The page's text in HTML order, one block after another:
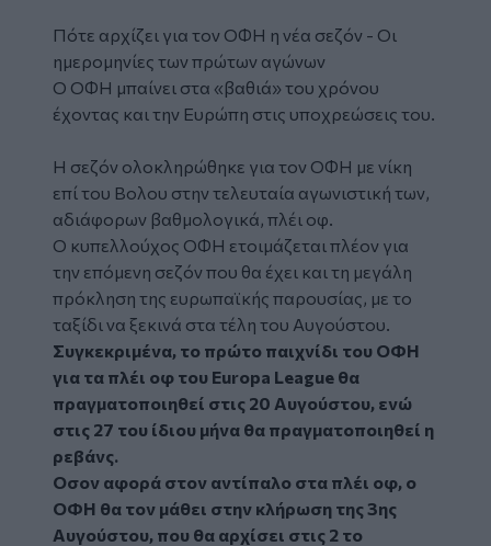
Πότε αρχίζει για τον ΟΦΗ η νέα σεζόν - Οι
ημερομηνίες των πρώτων αγώνων
Ο ΟΦΗ μπαίνει στα «βαθιά» του χρόνου
έχοντας και την Ευρώπη στις υποχρεώσεις του.
Η σεζόν ολοκληρώθηκε για τον ΟΦΗ με νίκη
επί του Βολου στην τελευταία αγωνιστική των,
αδιάφορων βαθμολογικά, πλέι οφ.
Ο κυπελλούχος ΟΦΗ ετοιμάζεται πλέον για
την επόμενη σεζόν που θα έχει και τη μεγάλη
πρόκληση της ευρωπαϊκής παρουσίας, με το
ταξίδι να ξεκινά στα τέλη του Αυγούστου.
Συγκεκριμένα, το πρώτο παιχνίδι του ΟΦΗ
για τα πλέι οφ του Europa League θα
πραγματοποιηθεί στις 20 Αυγούστου, ενώ
στις 27 του ίδιου μήνα θα πραγματοποιηθεί η
ρεβάνς.
Οσον αφορά στον αντίπαλο στα πλέι οφ, ο
ΟΦΗ θα τον μάθει στην κλήρωση της 3ης
Αυγούστου, που θα αρχίσει στις 2 το